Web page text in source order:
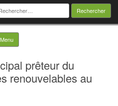
:
Menu Skip to content
prêteur du
renouvelables au